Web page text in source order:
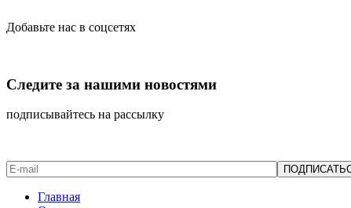
Добавьте нас в соцсетях
Следите за нашими новостями
подписывайтесь на рассылку
Главная